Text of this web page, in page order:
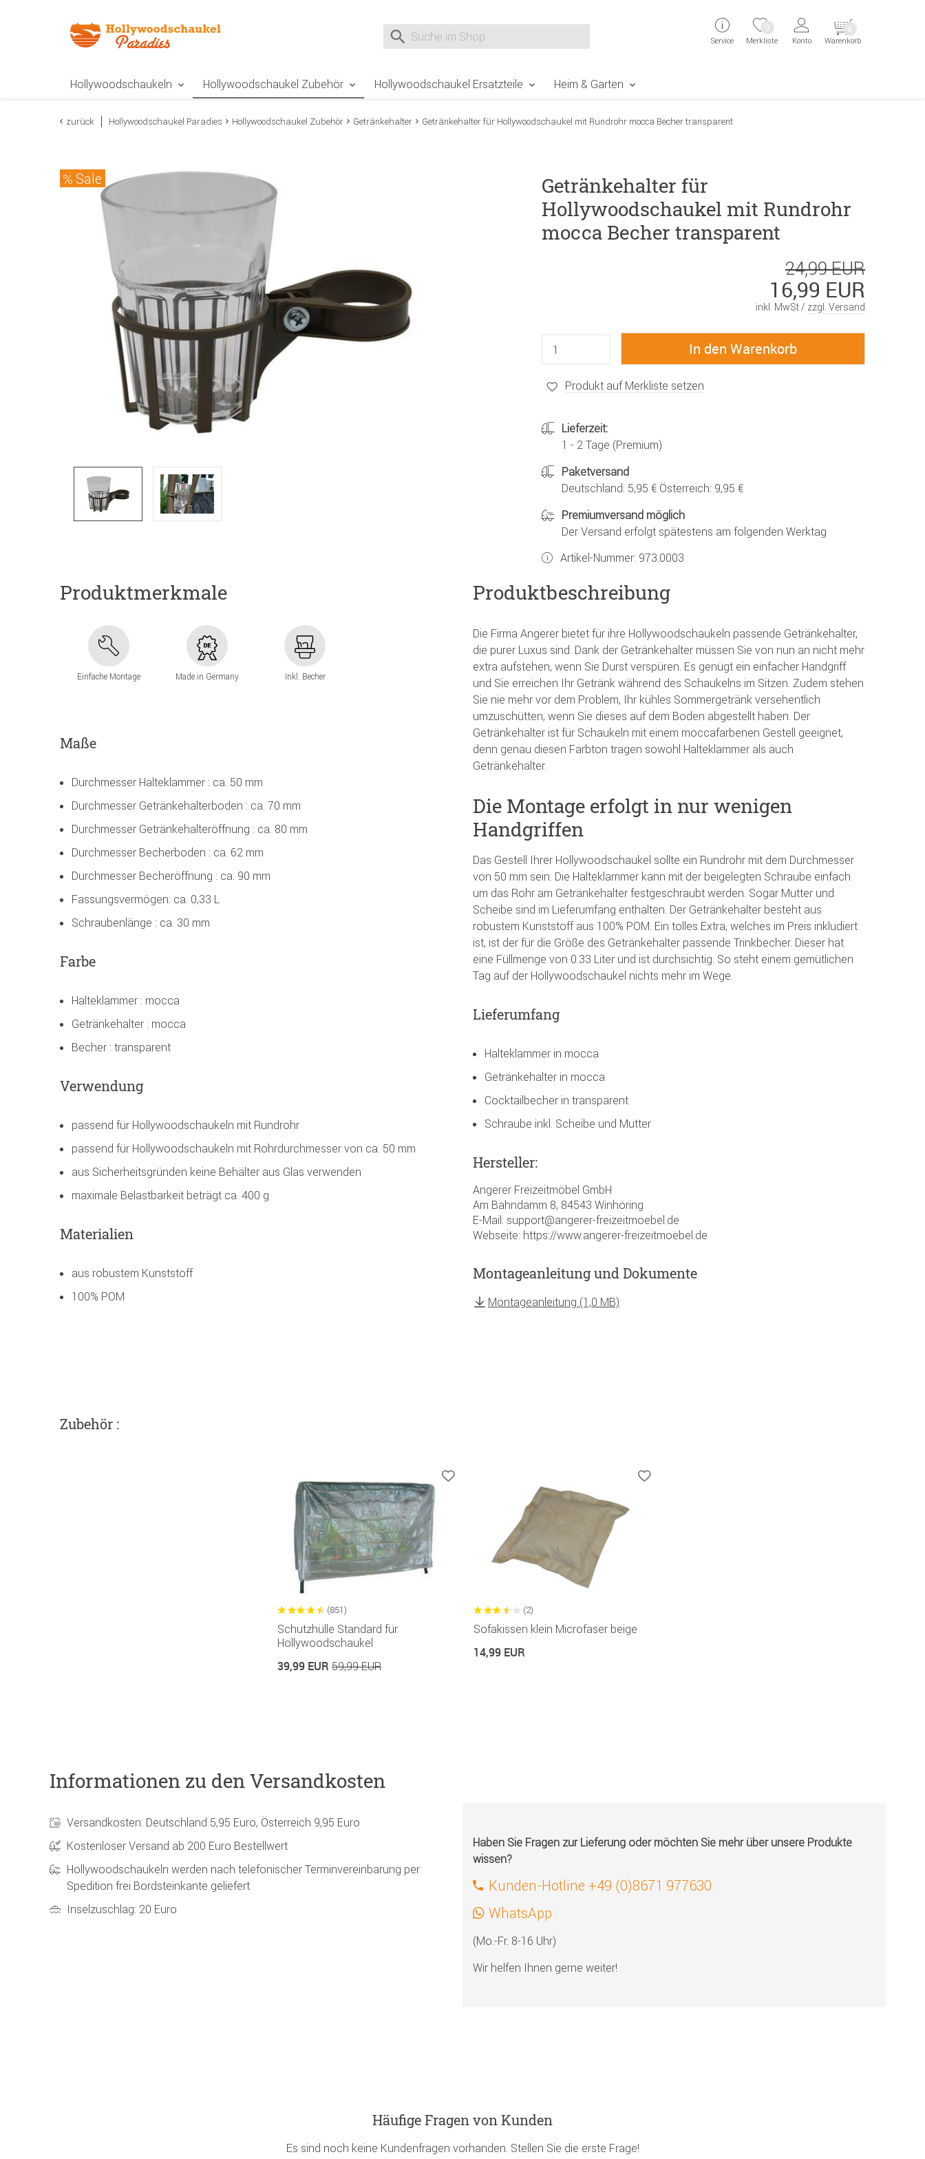
Suche nach
Service Merkliste
0
Konto Warenkorb
0
Hollywoodschaukeln Hollywoodschaukel Zubehör Hollywoodschaukel Ersatzteile Heim & Garten
zurück Hollywoodschaukel Paradies Hollywoodschaukel Zubehör Getränkehalter Getränkehalter für Hollywoodschaukel mit Rundrohr mocca Becher transparent
Sale
Getränkehalter für
Hollywoodschaukel mit Rundrohr
mocca Becher transparent
24,99 EUR
16,99 EUR
inkl. MwSt / zzgl. Versand
Produkt auf Merkliste setzen
Lieferzeit:
1 - 2 Tage (Premium)
Paketversand
Deutschland: 5,95 € Österreich: 9,95 €
Premiumversand möglich
Der Versand erfolgt spätestens am folgenden Werktag
Artikel-Nummer: 973.0003
Produktmerkmale
Einfache Montage Made in Germany Inkl. Becher
Maße
Durchmesser Halteklammer : ca. 50 mm
Durchmesser Getränkehalterboden : ca. 70 mm
Durchmesser Getränkehalteröffnung : ca. 80 mm
Durchmesser Becherboden : ca. 62 mm
Durchmesser Becheröffnung : ca. 90 mm
Fassungsvermögen: ca. 0,33 L
Schraubenlänge : ca. 30 mm
Farbe
Halteklammer : mocca
Getränkehalter : mocca
Becher : transparent
Verwendung
passend für Hollywoodschaukeln mit Rundrohr
passend für Hollywoodschaukeln mit Rohrdurchmesser von ca. 50 mm
aus Sicherheitsgründen keine Behälter aus Glas verwenden
maximale Belastbarkeit beträgt ca. 400 g
Materialien
aus robustem Kunststoff
100% POM
Produktbeschreibung
Die Firma Angerer bietet für ihre Hollywoodschaukeln passende Getränkehalter,
die purer Luxus sind. Dank der Getränkehalter müssen Sie von nun an nicht mehr
extra aufstehen, wenn Sie Durst verspüren. Es genügt ein einfacher Handgriff
und Sie erreichen Ihr Getränk während des Schaukelns im Sitzen. Zudem stehen
Sie nie mehr vor dem Problem, Ihr kühles Sommergetränk versehentlich
umzuschütten, wenn Sie dieses auf dem Boden abgestellt haben. Der
Getränkehalter ist für Schaukeln mit einem moccafarbenen Gestell geeignet,
denn genau diesen Farbton tragen sowohl Halteklammer als auch
Getränkehalter.
Die Montage erfolgt in nur wenigen
Handgriffen
Das Gestell Ihrer Hollywoodschaukel sollte ein Rundrohr mit dem Durchmesser
von 50 mm sein. Die Halteklammer kann mit der beigelegten Schraube einfach
um das Rohr am Getränkehalter festgeschraubt werden. Sogar Mutter und
Scheibe sind im Lieferumfang enthalten. Der Getränkehalter besteht aus
robustem Kunststoff aus 100% POM. Ein tolles Extra, welches im Preis inkludiert
ist, ist der für die Größe des Getränkehalter passende Trinkbecher. Dieser hat
eine Füllmenge von 0.33 Liter und ist durchsichtig. So steht einem gemütlichen
Tag auf der Hollywoodschaukel nichts mehr im Wege.
Lieferumfang
Halteklammer in mocca
Getränkehalter in mocca
Cocktailbecher in transparent
Schraube inkl. Scheibe und Mutter
Hersteller:
Angerer Freizeitmöbel GmbH
Am Bahndamm 8, 84543 Winhöring
E-Mail: support@angerer-freizeitmoebel.de
Webseite: https://www.angerer-freizeitmoebel.de
Montageanleitung und Dokumente
Montageanleitung (1,0 MB)
Zubehör :
(851)
Schutzhülle Standard für
Hollywoodschaukel
39,99 EUR 59,99 EUR
(2)
Sofakissen klein Microfaser beige
14,99 EUR
Informationen zu den Versandkosten
Versandkosten: Deutschland 5,95 Euro, Österreich 9,95 Euro
Kostenloser Versand ab 200 Euro Bestellwert
Hollywoodschaukeln werden nach telefonischer Terminvereinbarung per
Spedition frei Bordsteinkante geliefert
Inselzuschlag: 20 Euro
Haben Sie Fragen zur Lieferung oder möchten Sie mehr über unsere Produkte
wissen?
Kunden-Hotline +49 (0)8671 977630
WhatsApp
(Mo.-Fr. 8-16 Uhr)
Wir helfen Ihnen gerne weiter!
Häufige Fragen von Kunden
Es sind noch keine Kundenfragen vorhanden. Stellen Sie die erste Frage!